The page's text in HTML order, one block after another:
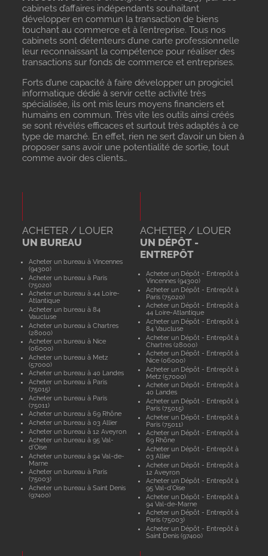
cabinets d’affaires indépendants souhaitant
développer en commun la transaction de biens
touchant au commerce et à l’entreprise. Tous nos
cabinets sont détenteurs d’une carte professionnelle
leur reconnaissant la compétence pour réaliser des
transactions sur fonds de commerce et entreprises.
Forts d’une capacité à faire développer un progiciel
informatique dédié à servir cette activité très
spécialisée, ils ont mis leurs moyens financiers et
humains en commun. Très vite les outils ainsi créés
se sont révélés efficaces et surtout très adaptés à ce
type de marché. En effet, rien ne sert d’avoir un bien à
proposer sans avoir une potentialité de sortie, tout
comme avoir des clients…
ACHETER / LOUER
UN BUREAU
Acheter un bureau à Vincennes
(94300)
Acheter un bureau à Paris
(75020)
Acheter un bureau à 44 Loire-
Atlantique
Acheter un bureau à 84
Vaucluse
Acheter un bureau à Chartres
(28000)
Acheter un bureau à Nice
(06000)
Acheter un bureau à Metz
(57000)
Acheter un bureau à 40 Landes
Acheter un bureau à Paris
(75015)
Acheter un bureau à Paris
(75011)
Acheter un bureau à 69 Rhône
Acheter un bureau à 03 Allier
Acheter un bureau à 12 Aveyron
Acheter un bureau à 95 Val-
d'Oise
Acheter un bureau à 94 Val-de-
Marne
Acheter un bureau à Paris
(75003)
Acheter un bureau à Saint Denis
(97400)
ACHETER / LOUER
UN DÉPÔT -
ENTREPÔT
Acheter un Dépôt - Entrepôt à
Vincennes (94300)
Acheter un Dépôt - Entrepôt à
Paris (75020)
Acheter un Dépôt - Entrepôt à
44 Loire-Atlantique
Acheter un Dépôt - Entrepôt à
84 Vaucluse
Acheter un Dépôt - Entrepôt à
Chartres (28000)
Acheter un Dépôt - Entrepôt à
Nice (06000)
Acheter un Dépôt - Entrepôt à
Metz (57000)
Acheter un Dépôt - Entrepôt à
40 Landes
Acheter un Dépôt - Entrepôt à
Paris (75015)
Acheter un Dépôt - Entrepôt à
Paris (75011)
Acheter un Dépôt - Entrepôt à
69 Rhône
Acheter un Dépôt - Entrepôt à
03 Allier
Acheter un Dépôt - Entrepôt à
12 Aveyron
Acheter un Dépôt - Entrepôt à
95 Val-d'Oise
Acheter un Dépôt - Entrepôt à
94 Val-de-Marne
Acheter un Dépôt - Entrepôt à
Paris (75003)
Acheter un Dépôt - Entrepôt à
Saint Denis (97400)